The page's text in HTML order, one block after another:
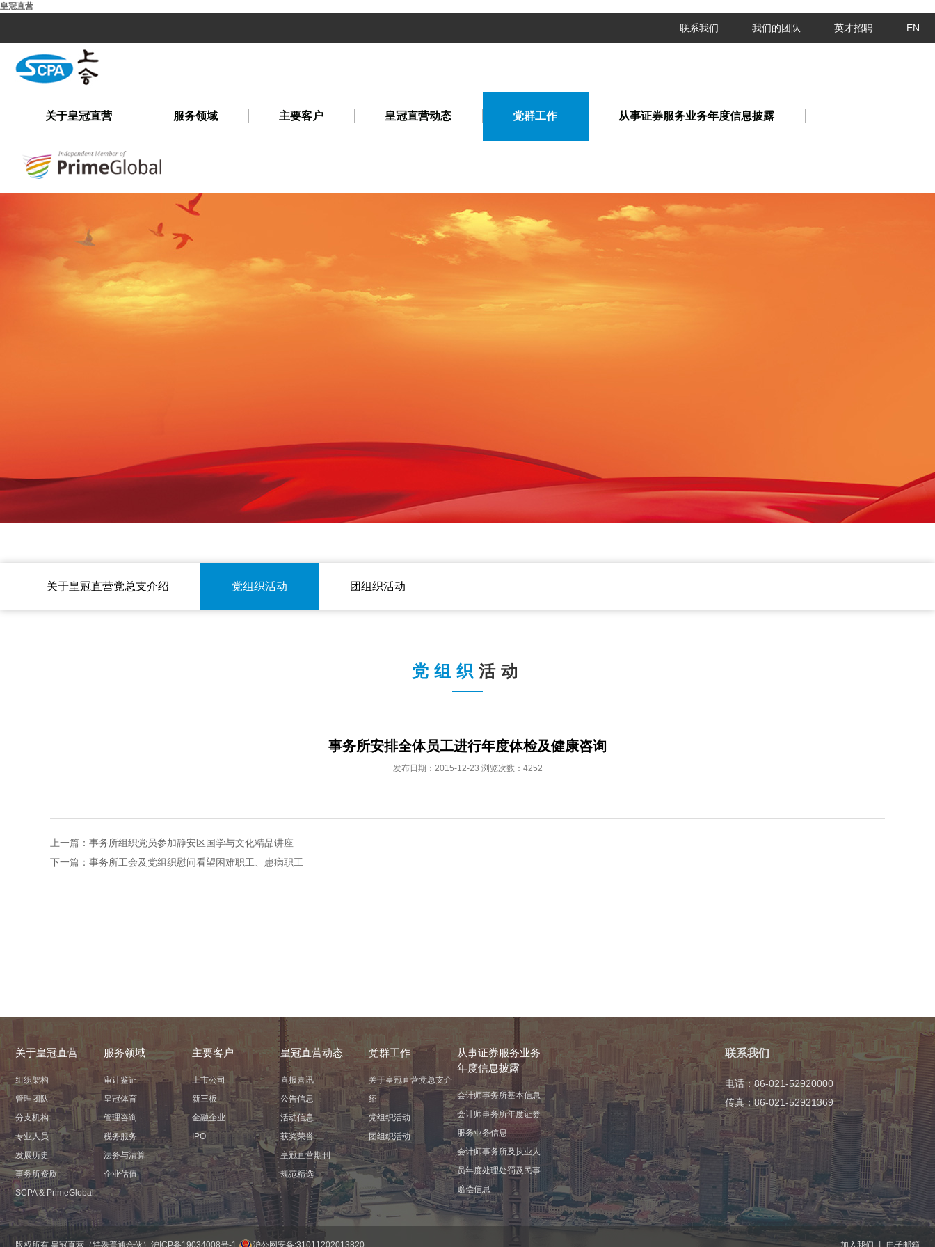
皇冠直营
联系我们 我们的团队 英才招聘 EN
关于皇冠直营 服务领域 主要客户 皇冠直营动态 党群工作 从事证券服务业务年度信息披露
关于皇冠直营党总支介绍 党组织活动 团组织活动
党组织 活动
事务所安排全体员工进行年度体检及健康咨询
发布日期：2015-12-23 浏览次数：4252
上一篇： 事务所组织党员参加静安区国学与文化精品讲座
下一篇： 事务所工会及党组织慰问看望困难职工、患病职工
关于皇冠直营
组织架构
管理团队
分支机构
专业人员
发展历史
事务所资质
ㅤㅤSCPA & PrimeGlobalㅤㅤ
服务领域
审计鉴证
皇冠体育
管理咨询
税务服务
法务与清算
企业估值
主要客户
上市公司
新三板
金融企业
IPO
皇冠直营动态
喜报喜讯
公告信息
活动信息
获奖荣誉
皇冠直营期刊
规范精选
党群工作
关于皇冠直营党总支介
绍
党组织活动
团组织活动
从事证券服务业务
年度信息披露
会计师事务所基本信息
会计师事务所年度证券
服务业务信息
会计师事务所及执业人
员年度处理处罚及民事
赔偿信息
联系我们
电话：86-021-52920000
传真：86-021-52921369
版权所有 皇冠直营（特殊普通合伙） 沪ICP备19034008号-1 沪公网安备:31011202013820 加入我们 电子邮箱